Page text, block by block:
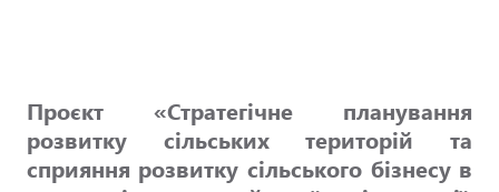
Проєкт «Стратегічне планування
розвитку сільських територій та
сприяння розвитку сільського бізнесу в